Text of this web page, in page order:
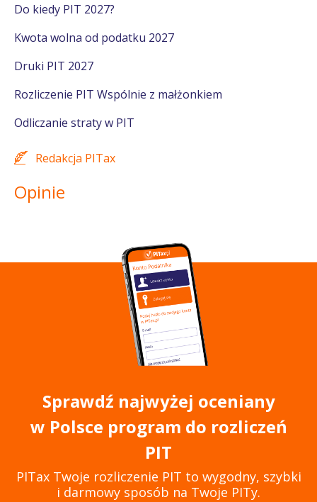
Do kiedy PIT 2027?
Kwota wolna od podatku 2027
Druki PIT 2027
Rozliczenie PIT Wspólnie z małżonkiem
Odliczanie straty w PIT
Redakcja PITax
Opinie
Sprawdź najwyżej oceniany
w Polsce program do rozliczeń
PIT
PITax Twoje rozliczenie PIT to wygodny, szybki
i darmowy sposób na Twoje PITy.